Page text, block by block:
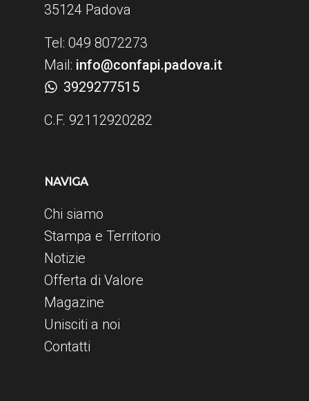
35124 Padova
Tel: 049 8072273
Mail: info@confapi.padova.it
3929277515
C.F. 92112920282
NAVIGA
Chi siamo
Stampa e Territorio
Notizie
Offerta di Valore
Magazine
Unisciti a noi
Contatti